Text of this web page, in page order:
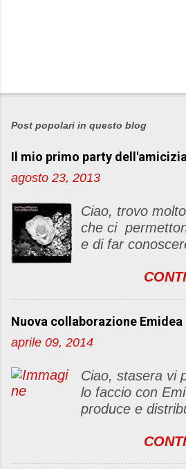
P
s
a
u
c
o
m
m
t
o
Post popolari in questo blog
Il mio primo party dell'amicizia
agosto 23, 2013
Ciao, trovo
che ci
e di far
un "party"
post, ma anche
emozioni. Non
avete il tempo
problem. :D Le
seguenti 1)
blog con il link
http://
Nuova collaborazione Emidea
aprile 09, 2014
Ciao, stasera vi
lo faccio con
produce e
qualità a